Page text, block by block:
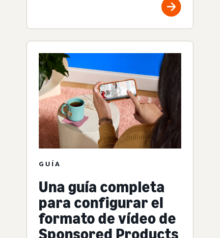
GUÍA
Una guía completa
para configurar el
formato de vídeo de
Sponsored Products